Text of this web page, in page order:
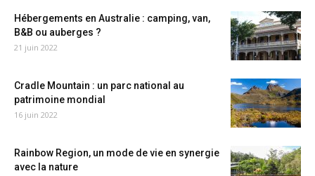
Hébergements en Australie : camping, van,
B&B ou auberges ?
21 juin 2022
Cradle Mountain : un parc national au
patrimoine mondial
16 juin 2022
Rainbow Region, un mode de vie en synergie
avec la nature